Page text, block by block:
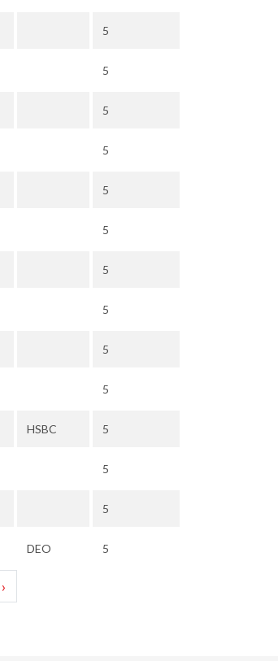
5
5
5
5
5
5
5
5
5
5
HSBC 5
5
5
DEO 5
›